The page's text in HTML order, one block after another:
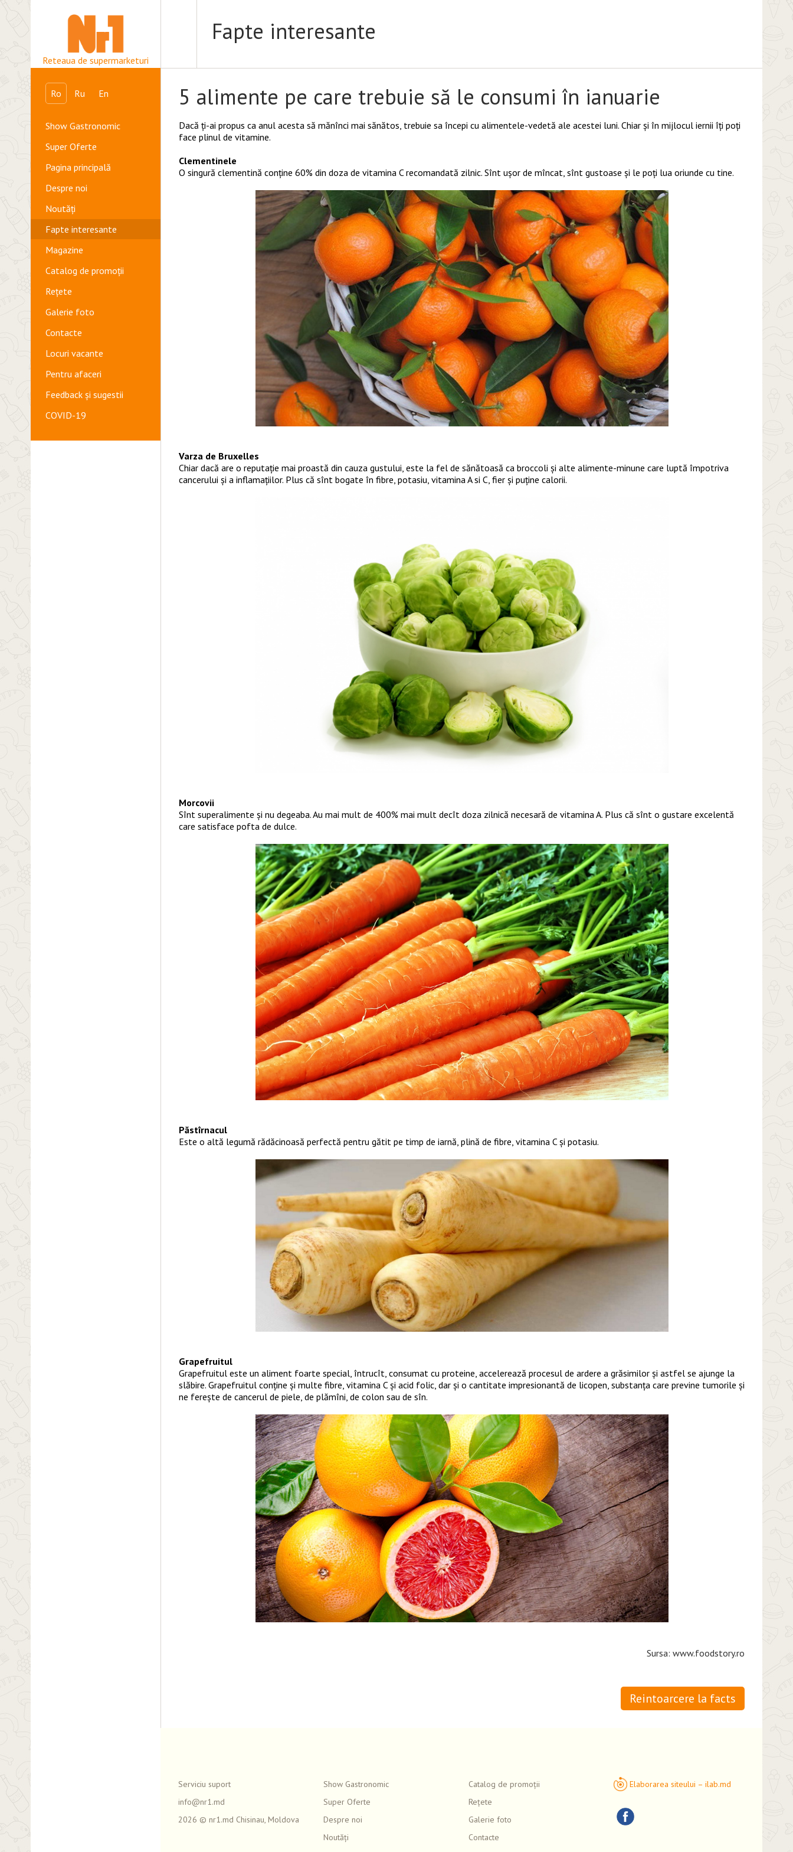
Reteaua de supermarketuri
Ro Ru En
Show Gastronomic
Super Oferte
Pagina principală
Despre noi
Noutăți
Fapte interesante
Magazine
Catalog de promoții
Rețete
Galerie foto
Contacte
Locuri vacante
Pentru afaceri
Feedback și sugestii
COVID-19
Fapte interesante
5 alimente pe care trebuie să le consumi în ianuarie
Dacă ți-ai propus ca anul acesta să mănînci mai sănătos, trebuie sa începi cu alimentele-vedetă ale acestei luni. Chiar și în mijlocul iernii îți poți
face plinul de vitamine.
Clementinele
O singură clementină conține 60% din doza de vitamina C recomandată zilnic. Sînt ușor de mîncat, sînt gustoase și le poți lua oriunde cu tine.
Varza de Bruxelles
Chiar dacă are o reputație mai proastă din cauza gustului, este la fel de sănătoasă ca broccoli și alte alimente-minune care luptă împotriva
cancerului și a inflamațiilor. Plus că sînt bogate în fibre, potasiu, vitamina A si C, fier și puține calorii.
Morcovii
Sînt superalimente și nu degeaba. Au mai mult de 400% mai mult decît doza zilnică necesară de vitamina A. Plus că sînt o gustare excelentă
care satisface pofta de dulce.
Păstîrnacul
Este o altă legumă rădăcinoasă perfectă pentru gătit pe timp de iarnă, plină de fibre, vitamina C și potasiu.
Grapefruitul
Grapefruitul este un aliment foarte special, întrucît, consumat cu proteine, accelerează procesul de ardere a grăsimilor și astfel se ajunge la
slăbire. Grapefruitul conține și multe fibre, vitamina C și acid folic, dar și o cantitate impresionantă de licopen, substanța care previne tumorile și
ne ferește de cancerul de piele, de plămîni, de colon sau de sîn.
Sursa: www.foodstory.ro
Reintoarcere la facts
Serviciu suport
info@nr1.md
2026 © nr1.md Chisinau, Moldova
Show Gastronomic
Super Oferte
Despre noi
Noutăți
Catalog de promoții
Rețete
Galerie foto
Contacte
Elaborarea siteului – ilab.md